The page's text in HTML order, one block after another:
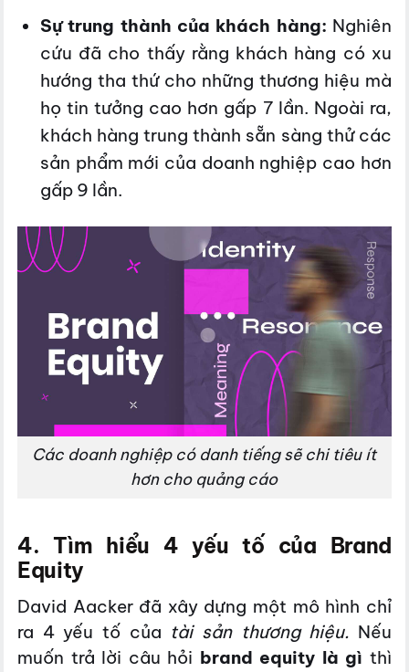
Sự trung thành của khách hàng: Nghiên
cứu đã cho thấy rằng khách hàng có xu
hướng tha thứ cho những thương hiệu mà
họ tin tưởng cao hơn gấp 7 lần. Ngoài ra,
khách hàng trung thành sẵn sàng thử các
sản phẩm mới của doanh nghiệp cao hơn
gấp 9 lần.
Các doanh nghiệp có danh tiếng sẽ chi tiêu ít
hơn cho quảng cáo
4. Tìm hiểu 4 yếu tố của Brand
Equity
David Aacker đã xây dựng một mô hình chỉ
ra 4 yếu tố của tài sản thương hiệu. Nếu
muốn trả lời câu hỏi brand equity là gì thì